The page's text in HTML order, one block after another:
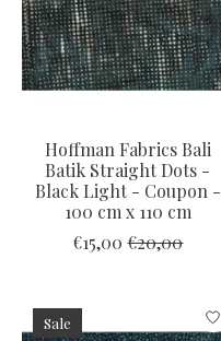
Hoffman Fabrics Bali
Batik Straight Dots -
Black Light - Coupon -
100 cm x 110 cm
€15,00 €20,00
Sale